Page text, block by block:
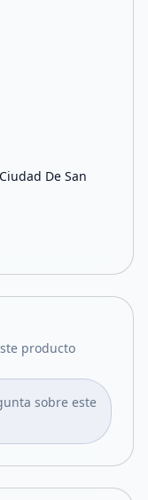
De San
producto
sobre este